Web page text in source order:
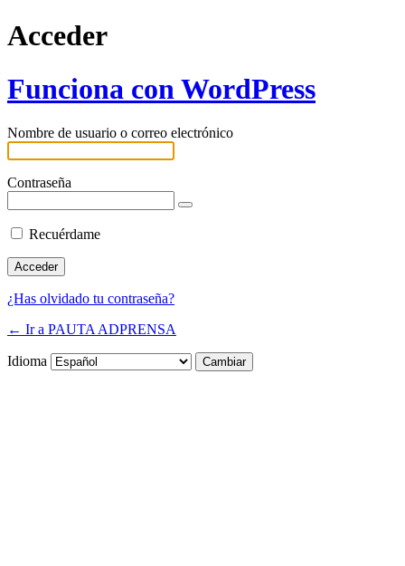
Acceder
Funciona con WordPress
Nombre de usuario o correo electrónico
Contraseña
Recuérdame
¿Has olvidado tu contraseña?
← Ir a PAUTA ADPRENSA
Idioma